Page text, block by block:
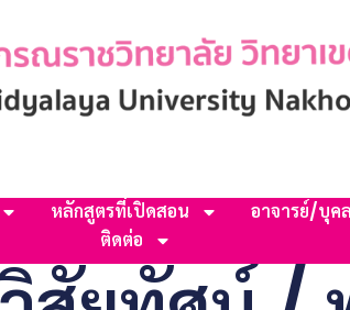
หลักสูตรที่เปิดสอน อาจารย์/บุค
ติดต่อ